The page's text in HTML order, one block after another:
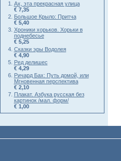
Ах, эта прекрасная улица
€ 7,35
Большое Крыло: Притча
€ 5,40
Хроники хорьков. Хорьки в
поднебесье
€ 5,25
Сказки эры Водолея
€ 4,90
Ред делишес
€ 4,29
Ричард Бах: Путь домой, или
Мгновенная перспектива
€ 2,10
Плакат. Азбука русская без
картинок /мал. форм/
€ 1,00